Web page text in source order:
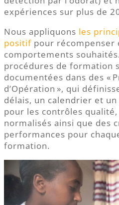
expériences sur plus de
Nous appliquons les
positif pour récompenser
comportements
procédures de formation
documentées dans des «
d’Opération », qui
délais, un calendrier et
pour les contrôles qualité,
normalisés ainsi que des
performances pour
formation.